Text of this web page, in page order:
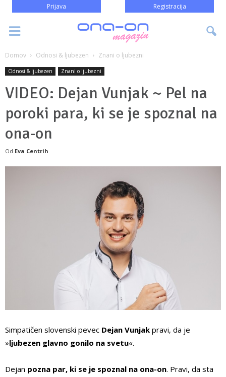
Prijava Registracija
Domov Odnosi & ljubezen Znani o ljubezni
Odnosi & ljubezen Znani o ljubezni
VIDEO: Dejan Vunjak ~ Pel na
poroki para, ki se je spoznal na
ona-on
Od Eva Centrih
Simpatičen slovenski pevec Dejan Vunjak pravi, da je
»ljubezen glavno gonilo na svetu«.
Dejan pozna par, ki se je spoznal na ona-on. Pravi, da sta